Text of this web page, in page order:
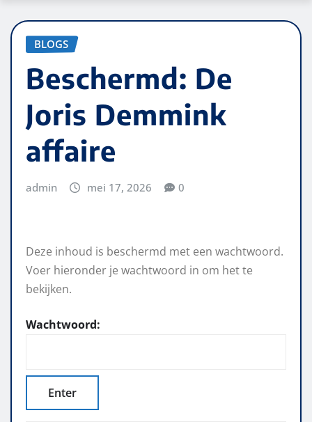
BLOGS
Beschermd: De
Joris Demmink
affaire
admin mei 17, 2026 0
Deze inhoud is beschermd met een wachtwoord.
Voer hieronder je wachtwoord in om het te
bekijken.
Wachtwoord: